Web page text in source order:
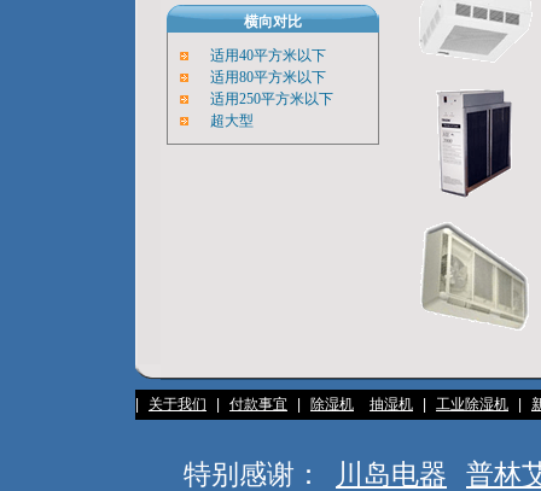
横向对比
适用40平方米以下
适用80平方米以下
适用250平方米以下
超大型
关于我们 付款事宜 除湿机 抽湿机 工业除湿机
特别感谢： 川岛电器 普林